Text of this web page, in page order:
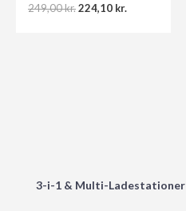
3-i-1 & Multi-Ladestationer
249,00kr.Original
224,10 kr.